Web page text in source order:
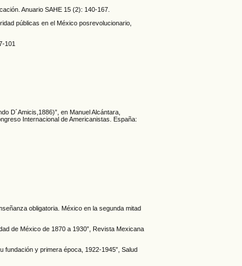
Anuario SAHE 15 (2): 140-167.
públicas en el México posrevolucionario,
101
D´Amicis,1886)”, en Manuel Alcántara,
Internacional de Americanistas. España:
obligatoria. México en la segunda mitad
de México de 1870 a 1930”, Revista Mexicana
fundación y primera época, 1922-1945”, Salud